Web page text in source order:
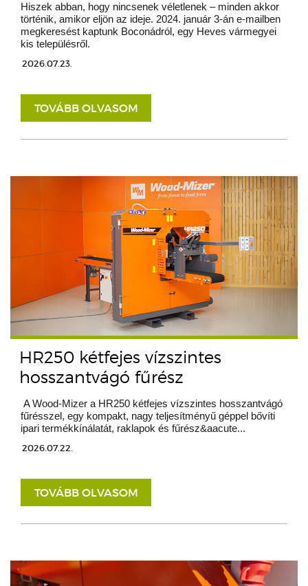
Hiszek abban, hogy nincsenek véletlenek – minden akkor
történik, amikor eljön az ideje. 2024. január 3-án e-mailben
megkeresést kaptunk Boconádról, egy Heves vármegyei
kis településről.
2026.07.23.
TOVÁBB OLVASOM
HR250 kétfejes vízszintes
hosszantvágó fűrész
A Wood-Mizer a HR250 kétfejes vízszintes hosszantvágó
fűrésszel, egy kompakt, nagy teljesítményű géppel bővíti
ipari termékkínálatát, raklapok és fűrész&aacute...
2026.07.22.
TOVÁBB OLVASOM